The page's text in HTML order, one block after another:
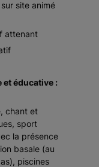
site animé
attenant
éducative :
chant et
sport
la présence
basale (au
piscines